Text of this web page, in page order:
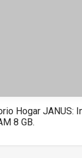
Hogar JANUS:
8 GB.